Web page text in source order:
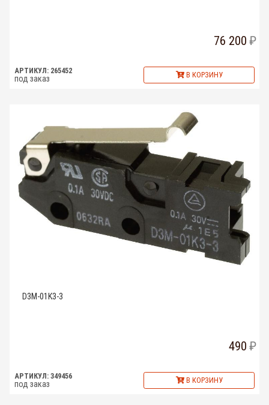
76 200
АРТИКУЛ: 265452
под заказ В КОРЗИНУ
D3M-01K3-3
490
АРТИКУЛ: 349456
под заказ В КОРЗИНУ